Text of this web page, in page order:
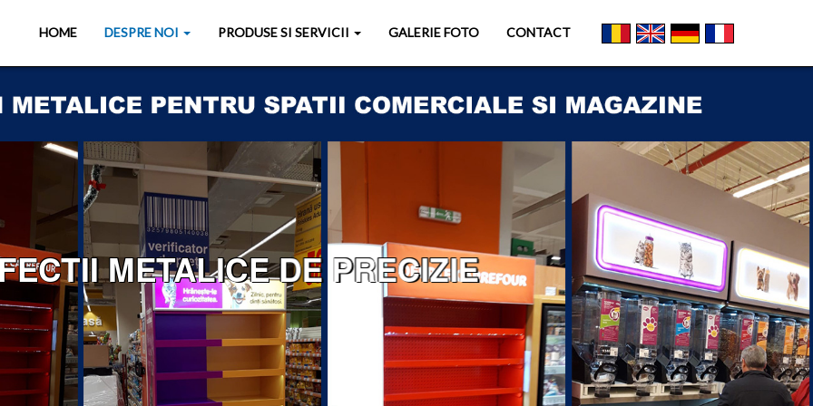
HOME DESPRE NOI PRODUSE SI SERVICII GALERIE FOTO CONTACT
METALICE DE PRECIZIE